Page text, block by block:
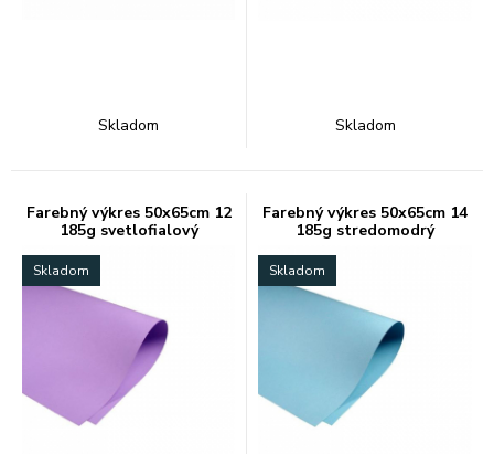
Skladom Skladom
Farebný výkres 50x65cm 12
185g svetlofialový
Skladom
Farebný výkres 50x65cm 14
185g stredomodrý
Skladom